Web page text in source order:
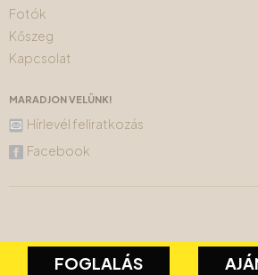
Fotók
Kőszeg
Kapcsolat
MARADJON VELÜNK!
Hírlevél feliratkozás
Facebook
FOGLALÁS